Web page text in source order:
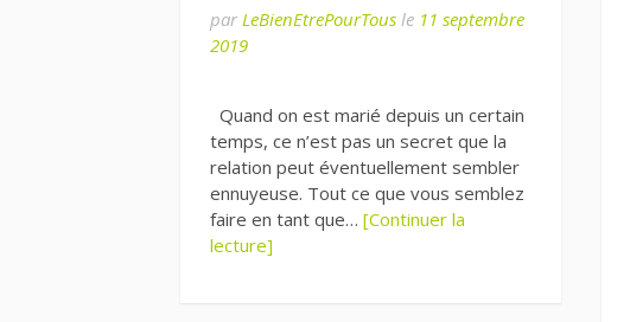
par LeBienEtrePourTous le 11 septembre
2019
Quand on est marié depuis un certain
temps, ce n’est pas un secret que la
relation peut éventuellement sembler
ennuyeuse. Tout ce que vous semblez
faire en tant que… [Continuer la
lecture]